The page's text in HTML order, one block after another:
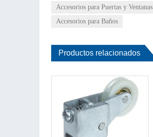
Accesorios para Puertas y Ventanas
Accesorios para Baños
Productos relacionados